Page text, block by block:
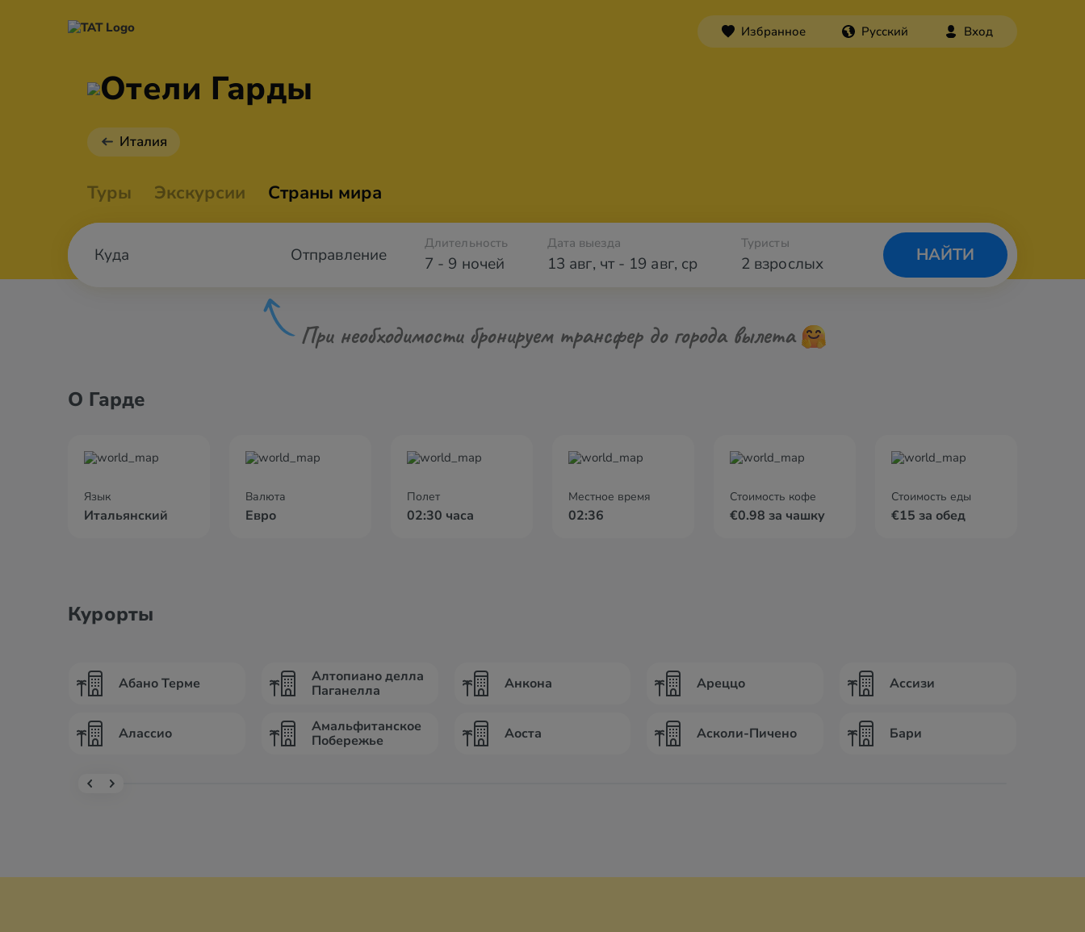
Избранное Русский Вход
Отели Гарды
Италия
Туры Экскурсии Страны мира
Отправление 7 - 9 ночей
Длительность Дата выезда
13 авг, чт- 19 авг, ср 2 взрослых
Туристы
НАЙТИ
При необходимости бронируем трансфер до города вылета
О Гарде
Язык
Итальянский
Валюта
Евро
Полет
02:30 часа
Местное время
02:36
Стоимость кофе
€0.98 за чашку
Стоимость еды
€15 за обед
Курорты
Абано Терме
Алассио
Алтопиано делла
Паганелла
Амальфитанское
Побережье
Анкона
Аоста
Ареццо
Асколи-Пичено
Ассизи
Бари